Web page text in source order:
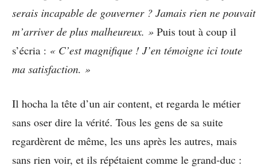
serais incapable de gouverner ? Jamais rien ne pouvait
m’arriver de plus malheureux. » Puis tout à coup il
s’écria : « C’est magnifique ! J’en témoigne ici toute
ma satisfaction. »
Il hocha la tête d’un air content, et regarda le métier
sans oser dire la vérité. Tous les gens de sa suite
regardèrent de même, les uns après les autres, mais
sans rien voir, et ils répétaient comme le grand-duc :